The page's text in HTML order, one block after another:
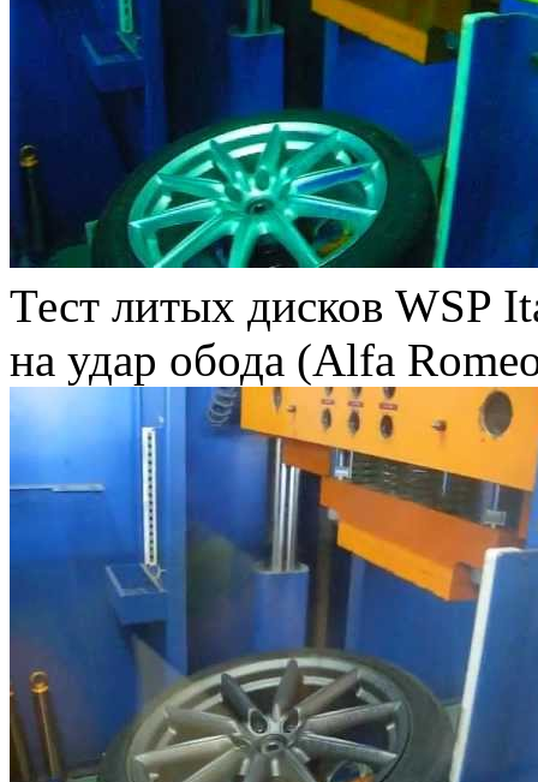
Тест литых дисков WSP
на удар обода (Alfa